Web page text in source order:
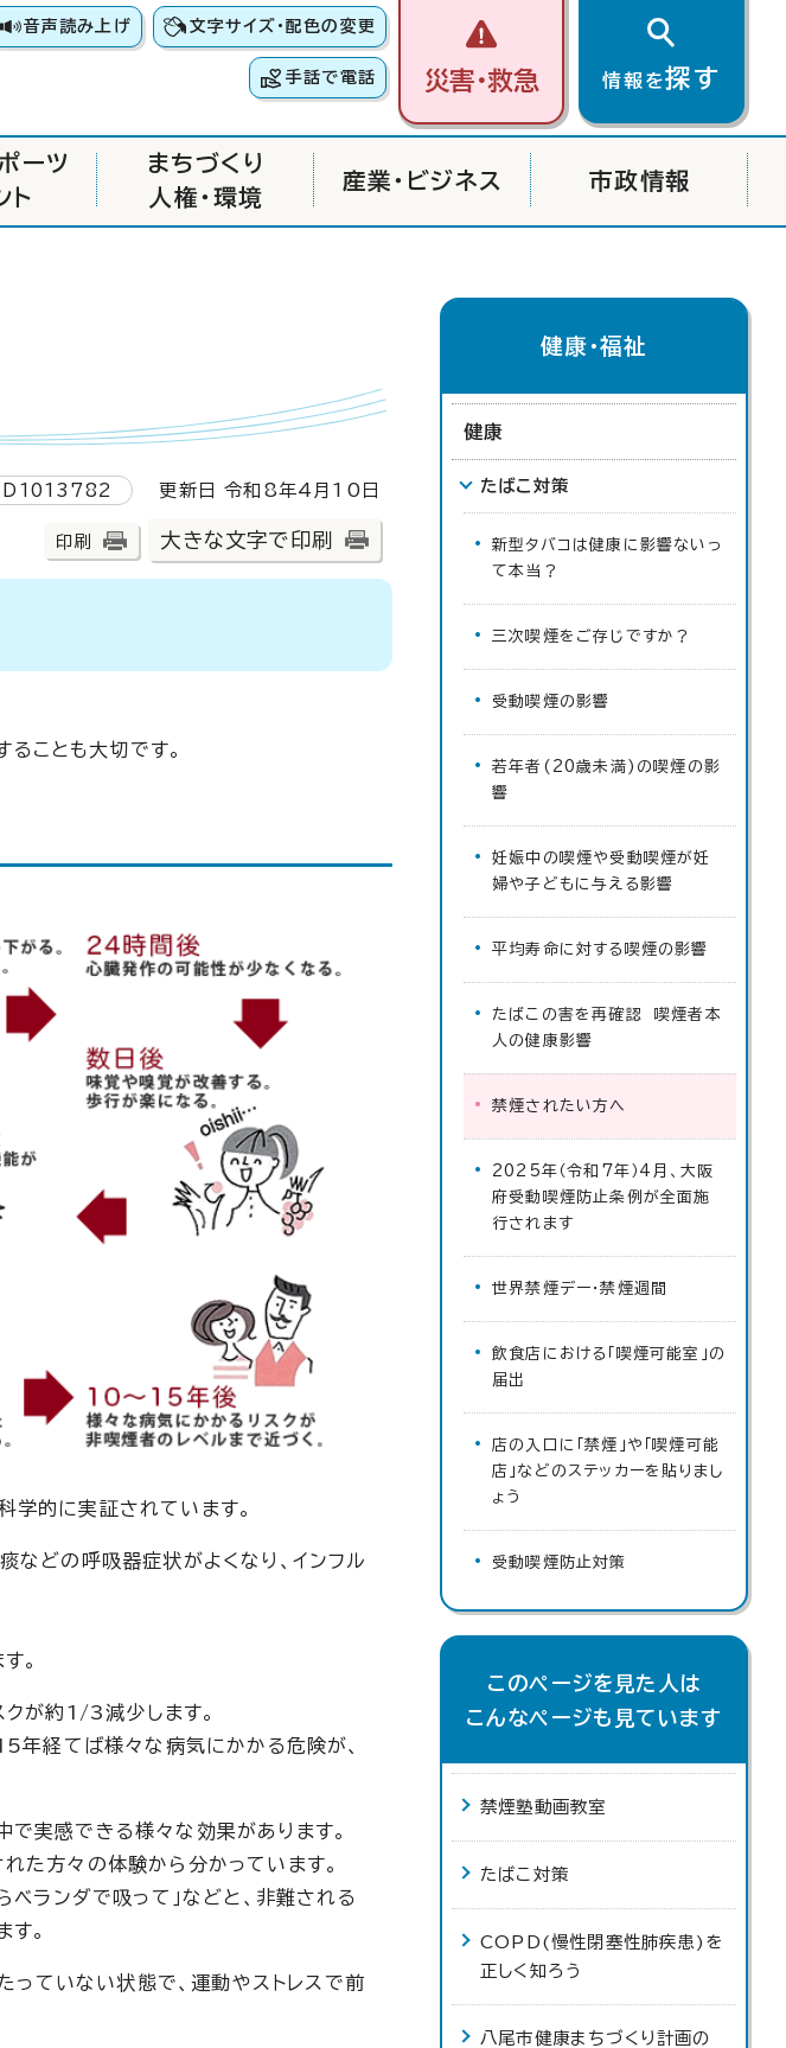
音声読み上げ 文字サイズ・配色の変更
手話で電話 災害・救急 情報を探す
ーツ
ト
まちづくり
人権・環境
産業・ビジネス 市政情報
ID1013782 更新日 令和8年4月10日
印刷 大きな文字で印刷
ことも大切です。
学的に実証されています。
などの呼吸器症状がよくなり、インフル
。
が約1/3減少します。
年経てば様々な病気にかかる危険が、
実感できる様々な効果があります。
た方々の体験から分かっています。
ベランダで吸って」などと、非難される
。
っていない状態で、運動やストレスで前
健康・福祉
健康
たばこ対策
新型タバコは健康に影響ないっ
て本当？
三次喫煙をご存じですか？
受動喫煙の影響
若年者(20歳未満)の喫煙の影
響
妊娠中の喫煙や受動喫煙が妊
婦や子どもに与える影響
平均寿命に対する喫煙の影響
たばこの害を再確認 喫煙者本
人の健康影響
禁煙されたい方へ
2025年（令和7年）4月、大阪
府受動喫煙防止条例が全面施
行されます
世界禁煙デー・禁煙週間
飲食店における「喫煙可能室」の
届出
店の入口に「禁煙」や「喫煙可能
店」などのステッカーを貼りまし
ょう
受動喫煙防止対策
このページを見た人は
こんなページも見ています
禁煙塾動画教室
たばこ対策
COPD(慢性閉塞性肺疾患)を
正しく知ろう
八尾市健康まちづくり計画の